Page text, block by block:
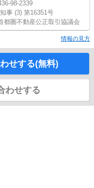
98-2339
事 (3) 第16351号
都圏不動産公正取引協議会
情報の見方
せする(無料)
わせする